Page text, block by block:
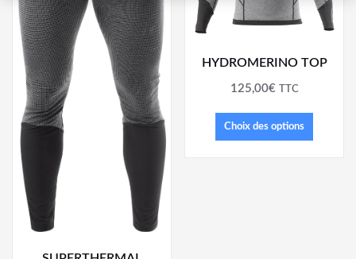
HYDROMERINO TOP
125,00€ TTC
Choix des options